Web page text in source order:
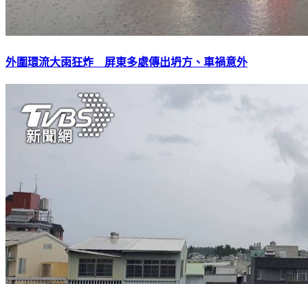
外圍環流大雨狂炸 屏東多處傳出坍方、車禍意外